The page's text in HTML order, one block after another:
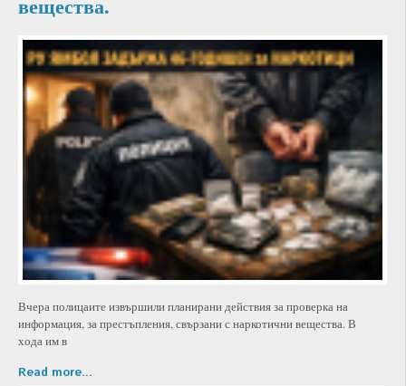
Вчера полицаите извършили планирани действия за проверка на
информация, за престъпления, свързани с наркотични вещества. В
хода им в
Read more...